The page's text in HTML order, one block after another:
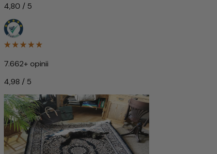
4,80 / 5
7.662+ opinii
4,98 / 5